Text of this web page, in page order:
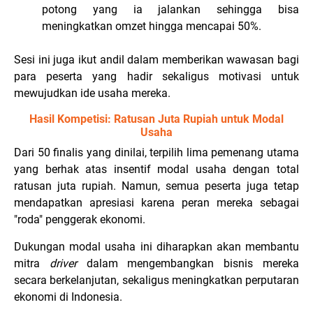
potong yang ia jalankan sehingga bisa
meningkatkan omzet hingga mencapai 50%.
Sesi ini juga ikut andil dalam memberikan wawasan bagi
para peserta yang hadir sekaligus motivasi untuk
mewujudkan ide usaha mereka.
Hasil Kompetisi: Ratusan Juta Rupiah untuk Modal
Usaha
Dari 50 finalis yang dinilai, terpilih lima pemenang utama
yang berhak atas insentif modal usaha dengan total
ratusan juta rupiah. Namun, semua peserta juga tetap
mendapatkan apresiasi karena peran mereka sebagai
"roda" penggerak ekonomi.
Dukungan modal usaha ini diharapkan akan membantu
mitra driverdalam mengembangkan bisnis mereka
secara berkelanjutan, sekaligus meningkatkan perputaran
ekonomi di Indonesia.